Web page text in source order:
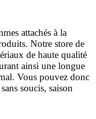
attachés à la
Notre store de
de haute qualité
ainsi une longue
Vous pouvez donc
soucis, saison